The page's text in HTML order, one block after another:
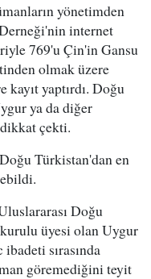
yönetimden
internet
769'u Çin'in Gansu
olmak üzere
kayıt yaptırdı. Doğu
ya da diğer
çekti.
Türkistan'dan en
Doğu
üyesi olan Uygur
sırasında
göremediğini teyit